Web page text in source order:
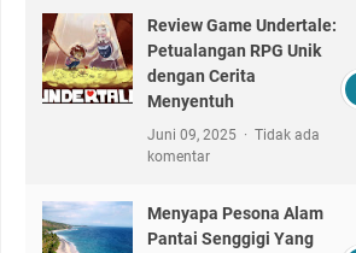
Review Game Undertale:
Petualangan RPG Unik
dengan Cerita
Menyentuh
Juni 09, 2025
Tidak ada
komentar
Menyapa Pesona Alam
Pantai Senggigi Yang